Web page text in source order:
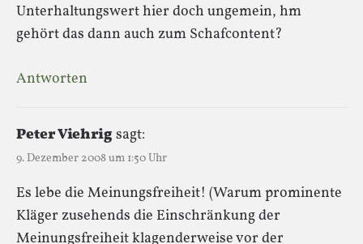
Unterhaltungswert hier doch ungemein, hm
gehört das dann auch zum Schafcontent?
Antworten
Peter Viehrigsagt:
9. Dezember 2008 um 1:50 Uhr
Es lebe die Meinungsfreiheit! (Warum prominente
Kläger zusehends die Einschränkung der
Meinungsfreiheit klagenderweise vor der